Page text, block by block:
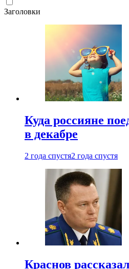
Заголовки
Куда россияне
в декабре
2 года спустя2 года спустя
Краснов